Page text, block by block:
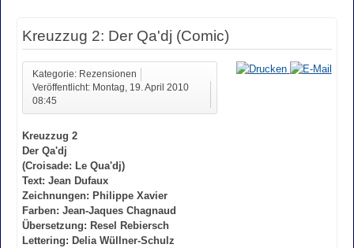
Kreuzzug 2: Der Qa'dj (Comic)
Kategorie: Rezensionen
Veröffentlicht: Montag, 19. April 2010
08:45
Kreuzzug 2
Der Qa'dj
(Croisade: Le Qua'dj)
Text: Jean Dufaux
Zeichnungen: Philippe Xavier
Farben: Jean-Jaques Chagnaud
Übersetzung: Resel Rebiersch
Lettering: Delia Wüllner-Schulz